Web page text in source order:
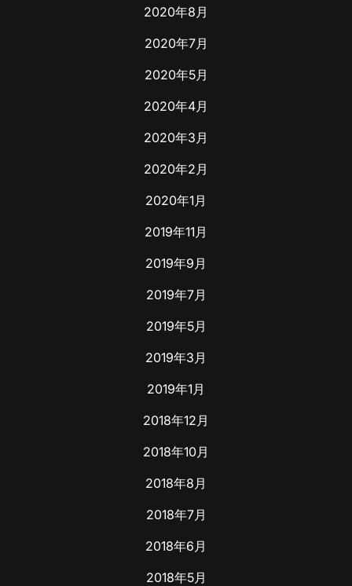
2020年8月
2020年7月
2020年5月
2020年4月
2020年3月
2020年2月
2020年1月
2019年11月
2019年9月
2019年7月
2019年5月
2019年3月
2019年1月
2018年12月
2018年10月
2018年8月
2018年7月
2018年6月
2018年5月